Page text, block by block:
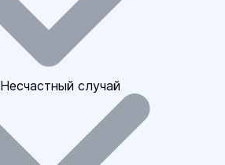
Несчастный случай